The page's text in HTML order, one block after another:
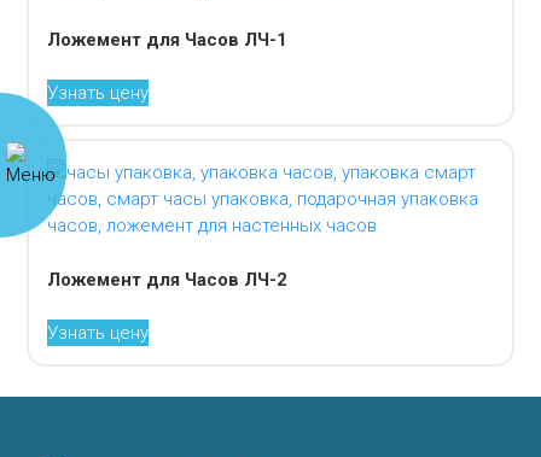
Ложемент для Часов ЛЧ-1
Узнать цену
Ложемент для Часов ЛЧ-2
Узнать цену